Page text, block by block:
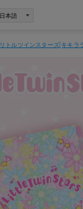
リトルツインスターズ(キキラ